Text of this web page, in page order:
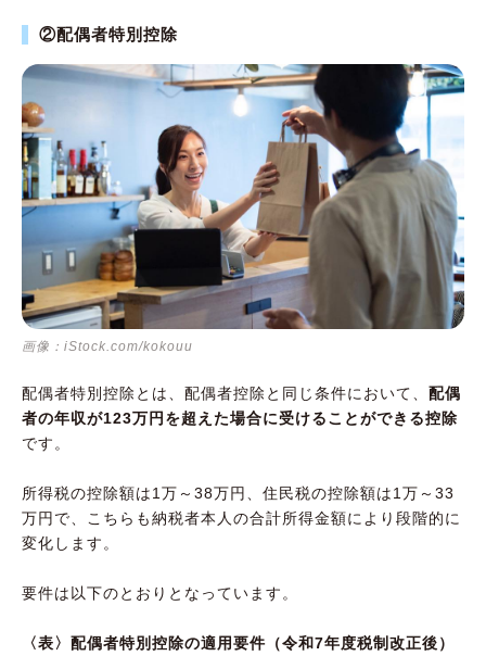
②配偶者特別控除
画像：iStock.com/kokouu
配偶者特別控除とは、配偶者控除と同じ条件において、 配偶
者の年収が123万円を超えた場合に受けることができる控除
です。
所得税の控除額は1万～38万円、住民税の控除額は1万～33
万円で、こちらも納税者本人の合計所得金額により段階的に
変化します。
要件は以下のとおりとなっています。
〈表〉配偶者特別控除の適用要件（令和7年度税制改正後）